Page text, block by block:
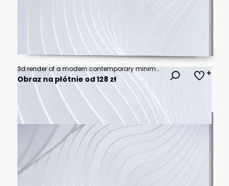
3d render of a modern contemporary minimalist kitchen with satin anthracite and white cabinets, wood backsplash and concrete floor
Obraz na płótnie od 128 zł